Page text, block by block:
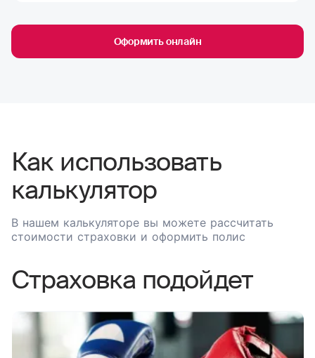
Оформить онлайн
Как использовать
калькулятор
В нашем калькуляторе вы можете рассчитать
стоимости страховки и оформить полис
Страховка подойдет